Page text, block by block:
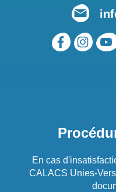
En cas
CALACS Unies-